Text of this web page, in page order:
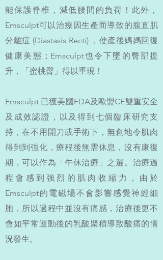
能保護脊椎，減低腰間的負荷！此外，
Emsculpt可以治療因生產而導致的腹直肌
分離症 (Diastasis Recti) ，使產後媽媽回復
健康美態；Emsculpt也令下墜的臀部提
升，「蜜桃臀」得以重現！
Emsculpt 已獲美國FDA及歐盟CE雙重安全
及成效認證，以及得到七個臨床研究支
持，在不用開刀或手術下，無創地令肌肉
得到到強化，療程後無需休息，沒有康復
期，可以作為「午休治療」之選。治療過
程會感到強烈的肌肉收縮力，由於
Emsculpt的電磁場不會影響感覺神經細
胞，所以過程中並沒有痛感，治療後更不
會如平常運動後的乳酸聚積導致酸痛的情
況發生。